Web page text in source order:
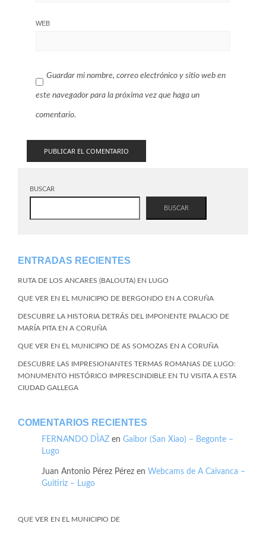
WEB
Guardar mi nombre, correo electrónico y sitio web en
este navegador para la próxima vez que haga un
comentario.
BUSCAR
BUSCAR
ENTRADAS RECIENTES
RUTA DE LOS ANCARES (BALOUTA) EN LUGO
QUE VER EN EL MUNICIPIO DE BERGONDO EN A CORUÑA
DESCUBRE LA HISTORIA DETRÁS DEL IMPONENTE PALACIO DE
MARÍA PITA EN A CORUÑA
QUE VER EN EL MUNICIPIO DE AS SOMOZAS EN A CORUÑA
DESCUBRE LAS IMPRESIONANTES TERMAS ROMANAS DE LUGO:
MONUMENTO HISTÓRICO IMPRESCINDIBLE EN TU VISITA A ESTA
CIUDAD GALLEGA
COMENTARIOS RECIENTES
FERNANDO DÌAZ en Gaibor (San Xiao) – Begonte –
Lugo
Juan Antonio Pérez Pérez en Webcams de A Caivanca –
Guitiriz – Lugo
QUE VER EN EL MUNICIPIO DE